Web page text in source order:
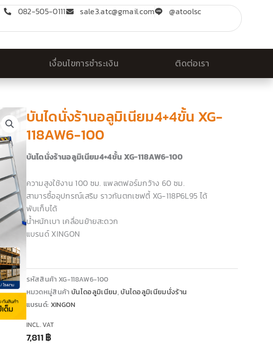
082-505-0111 sale3.atc@gmail.com @atoolsc
เงื่อนไขการชำระเงิน ติดต่อเรา
บันไดนั่งร้านอลูมิเนียม4+4ขั้น XG-
118AW6-100
บันไดนั่งร้านอลูมิเนียม4+4ขั้น XG-118AW6-100
ความสูงใช้งาน 100 ซม. แพลตฟอร์มกว้าง 60 ซม.
สามารซื้ออุปกรณ์เสริม ราวกันตกเซฟตี้ XG-118P6L95 ได้
พับเก็บได้
น้ำหนักเบา เคลื่อนย้ายสะดวก
แบรนด์ XINGON
รหัสสินค้า XG-118AW6-100
หมวดหมู่สินค้า บันไดอลูมิเนียม,บันไดอลูมิเนียมนั่งร้าน
แบรนด์: XINGON
INCL. VAT
7,811฿